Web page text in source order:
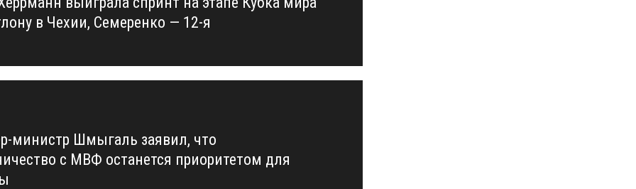
в Чехии, Семеренко — 12-я
министр Шмыгаль заявил, что
с МВФ останется приоритетом для